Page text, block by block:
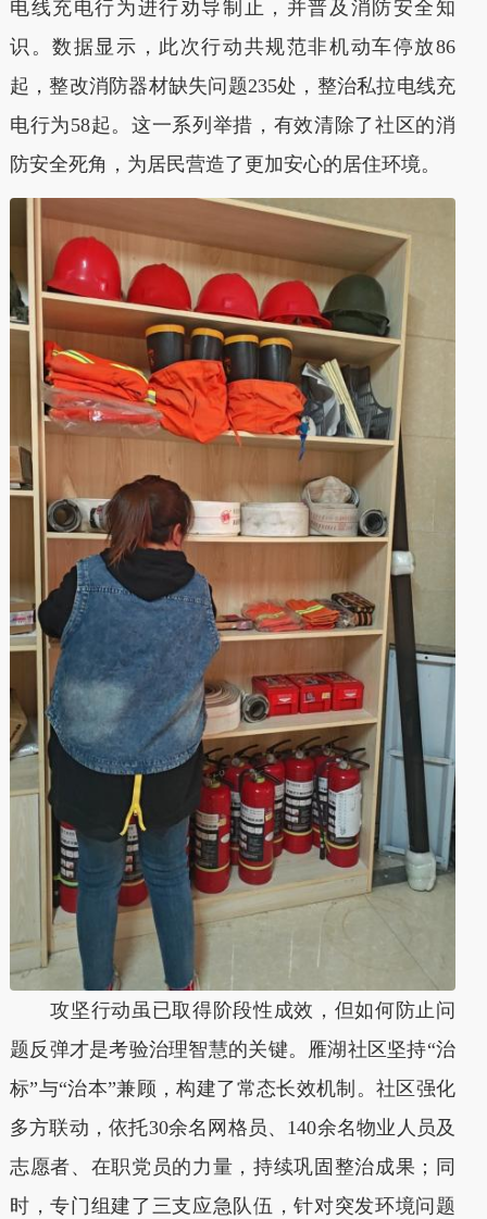
电线充电行为进行劝导制止，并普及消防安全知
识。数据显示，此次行动共规范非机动车停放86
起，整改消防器材缺失问题235处，整治私拉电线充
电行为58起。这一系列举措，有效清除了社区的消
防安全死角，为居民营造了更加安心的居住环境。
攻坚行动虽已取得阶段性成效，但如何防止问
题反弹才是考验治理智慧的关键。雁湖社区坚持“治
标”与“治本”兼顾，构建了常态长效机制。社区强化
多方联动，依托30余名网格员、140余名物业人员及
志愿者、在职党员的力量，持续巩固整治成果；同
时，专门组建了三支应急队伍，针对突发环境问题